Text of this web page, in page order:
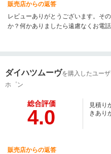
販売店からの返答
レビューありがとうございます。そ
か？何かありましたら遠慮なくお電話
ダイハツムーヴを購入したユー
ホ゜ン
総合評価
4.0
見積り
きあり
販売店からの返答